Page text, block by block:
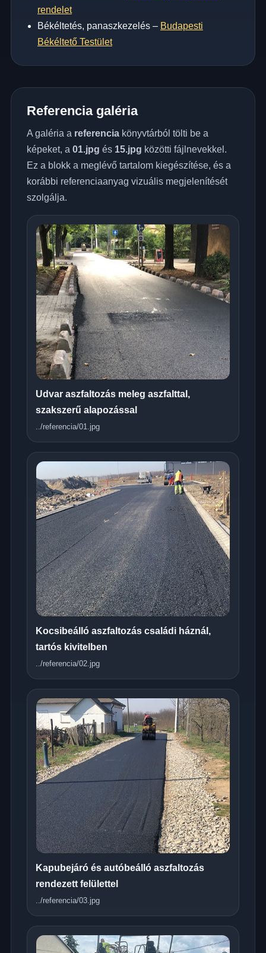
rendelet
Békéltetés, panaszkezelés – Budapesti
Békéltető Testület
Referencia galéria
A galéria a referenciakönyvtárból tölti be a
képeket, a 01.jpg és 15.jpg közötti fájlnevekkel.
Ez a blokk a meglévő tartalom kiegészítése, és a
korábbi referenciaanyag vizuális megjelenítését
szolgálja.
Udvar aszfaltozás meleg aszfalttal,
szakszerű alapozással
../referencia/01.jpg
Kocsibeálló aszfaltozás családi háznál,
tartós kivitelben
../referencia/02.jpg
Kapubejáró és autóbeálló aszfaltozás
rendezett felülettel
../referencia/03.jpg